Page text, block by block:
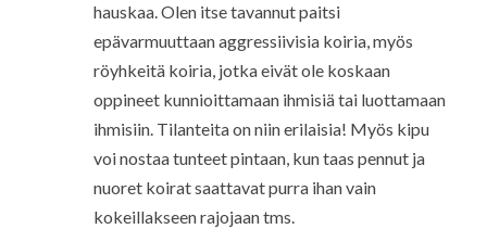
hauskaa. Olen itse tavannut paitsi
epävarmuuttaan aggressiivisia koiria, myös
röyhkeitä koiria, jotka eivät ole koskaan
oppineet kunnioittamaan ihmisiä tai luottamaan
ihmisiin. Tilanteita on niin erilaisia! Myös kipu
voi nostaa tunteet pintaan, kun taas pennut ja
nuoret koirat saattavat purra ihan vain
kokeillakseen rajojaan tms.